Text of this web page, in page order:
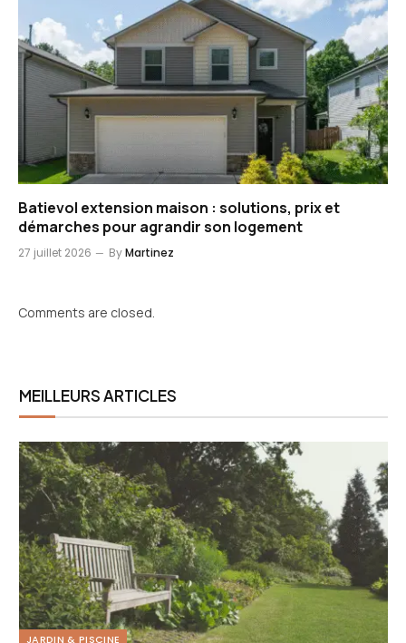
Batievol extension maison : solutions, prix et
démarches pour agrandir son logement
27 juillet 2026 ByMartinez
Comments are closed.
MEILLEURS ARTICLES
JARDIN & PISCINE